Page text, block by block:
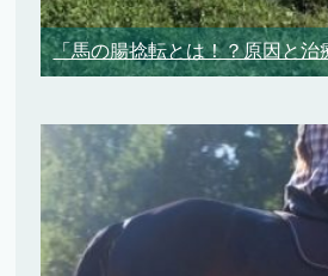
「馬の腸捻転とは！？原因と治